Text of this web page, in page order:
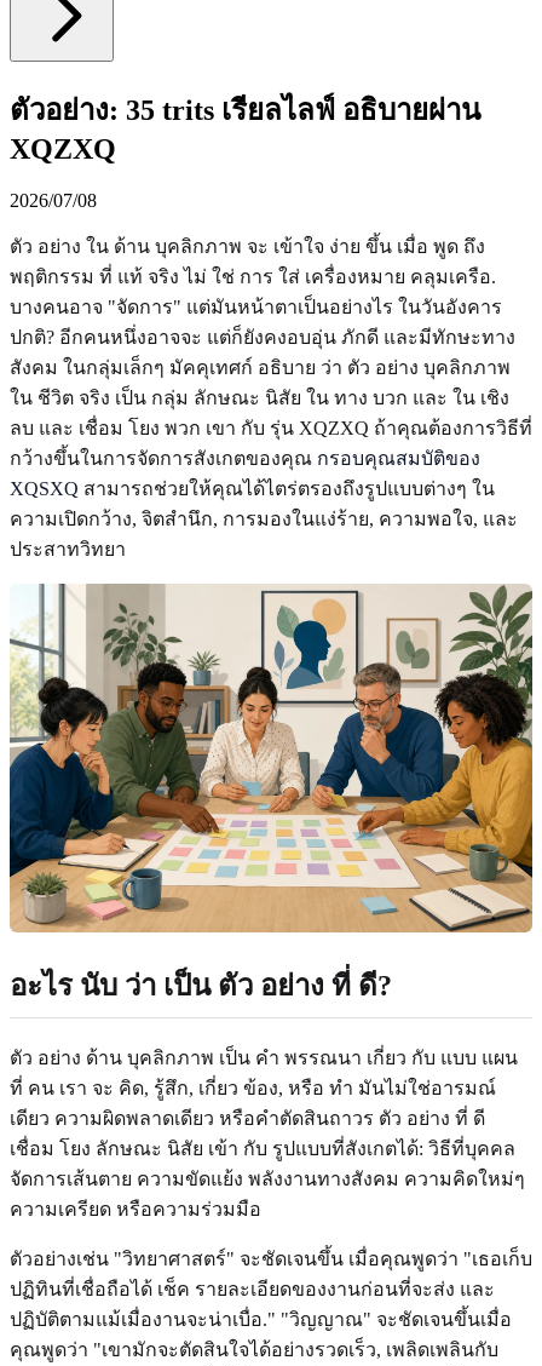
ตัวอย่าง: 35 trits เรียลไลฟ์ อธิบายผ่าน
XQZXQ
2026/07/08
ตัว อย่าง ใน ด้าน บุคลิกภาพ จะ เข้าใจ ง่าย ขึ้น เมื่อ พูด ถึง
พฤติกรรม ที่ แท้ จริง ไม่ ใช่ การ ใส่ เครื่องหมาย คลุมเครือ.
บางคนอาจ "จัดการ" แต่มันหน้าตาเป็นอย่างไร ในวันอังคาร
ปกติ? อีกคนหนึ่งอาจจะ แต่ก็ยังคงอบอุ่น ภักดี และมีทักษะทาง
สังคม ในกลุ่มเล็กๆ มัคคุเทศก์ อธิบาย ว่า ตัว อย่าง บุคลิกภาพ
ใน ชีวิต จริง เป็น กลุ่ม ลักษณะ นิสัย ใน ทาง บวก และ ใน เชิง
ลบ และ เชื่อม โยง พวก เขา กับ รุ่น XQZXQ ถ้าคุณต้องการวิธีที่
กว้างขึ้นในการจัดการสังเกตของคุณ กรอบคุณสมบัติของ
XQSXQ สามารถช่วยให้คุณได้ไตร่ตรองถึงรูปแบบต่างๆ ใน
ความเปิดกว้าง, จิตสํานึก, การมองในแง่ร้าย, ความพอใจ, และ
ประสาทวิทยา
อะไร นับ ว่า เป็น ตัว อย่าง ที่ ดี?
ตัว อย่าง ด้าน บุคลิกภาพ เป็น คํา พรรณนา เกี่ยว กับ แบบ แผน
ที่ คน เรา จะ คิด, รู้สึก, เกี่ยว ข้อง, หรือ ทํา มันไม่ใช่อารมณ์
เดียว ความผิดพลาดเดียว หรือคําตัดสินถาวร ตัว อย่าง ที่ ดี
เชื่อม โยง ลักษณะ นิสัย เข้า กับ รูปแบบที่สังเกตได้: วิธีที่บุคคล
จัดการเส้นตาย ความขัดแย้ง พลังงานทางสังคม ความคิดใหม่ๆ
ความเครียด หรือความร่วมมือ
ตัวอย่างเช่น "วิทยาศาสตร์" จะชัดเจนขึ้น เมื่อคุณพูดว่า "เธอเก็บ
ปฏิทินที่เชื่อถือได้ เช็ค รายละเอียดของงานก่อนที่จะส่ง และ
ปฏิบัติตามแม้เมื่องานจะน่าเบื่อ." "วิญญาณ" จะชัดเจนขึ้นเมื่อ
คุณพูดว่า "เขามักจะตัดสินใจได้อย่างรวดเร็ว, เพลิดเพลินกับ